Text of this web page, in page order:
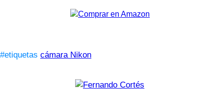
#etiquetas cámara Nikon